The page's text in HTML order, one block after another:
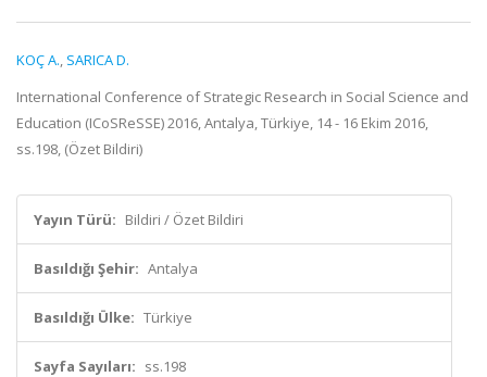
KOÇ A., SARICA D.
International Conference of Strategic Research in Social Science and
Education (ICoSReSSE) 2016, Antalya, Türkiye, 14 - 16 Ekim 2016,
ss.198, (Özet Bildiri)
Yayın Türü: Bildiri / Özet Bildiri
Basıldığı Şehir: Antalya
Basıldığı Ülke: Türkiye
Sayfa Sayıları: ss.198